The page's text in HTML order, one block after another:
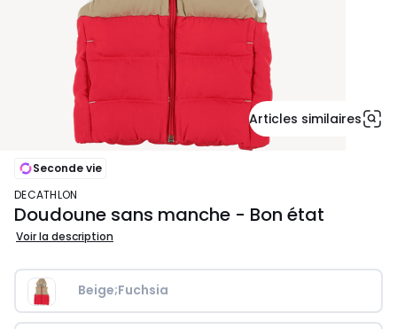
Articles similaires
Seconde vie
DECATHLON
Doudoune sans manche - Bon état
Voir la description
Beige;Fuchsia